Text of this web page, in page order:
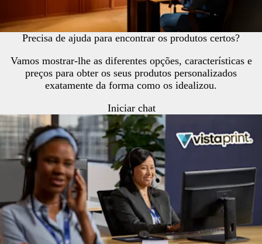
Precisa de ajuda para encontrar os produtos certos?
Vamos mostrar-lhe as diferentes opções, características e
preços para obter os seus produtos personalizados
exatamente da forma como os idealizou.
Iniciar chat